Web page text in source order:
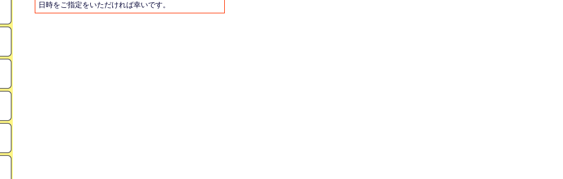
日時をご指定をいただければ幸いです。